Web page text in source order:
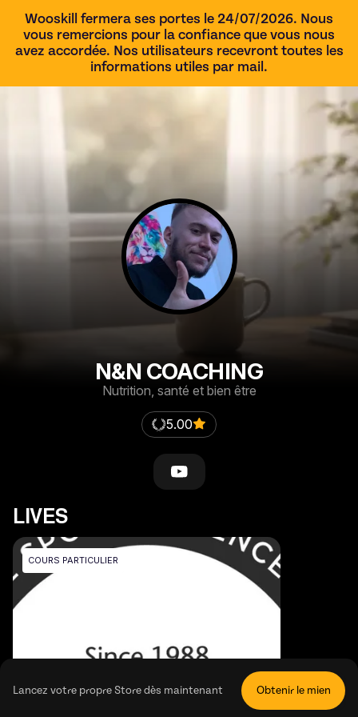
Wooskill fermera ses portes le 24/07/2026. Nous
vous remercions pour la confiance que vous nous
avez accordée. Nos utilisateurs recevront toutes les
informations utiles par mail.
N&N COACHING
Nutrition, santé et bien être
5.00
LIVES
COURS PARTICULIER
Lancez votre propre Store dès maintenant Obtenir le mien